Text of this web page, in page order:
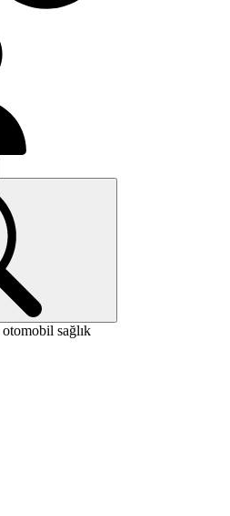
otomobil sağlık